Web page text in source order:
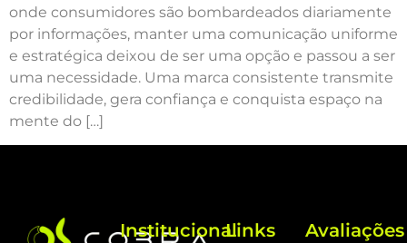
onde consumidores são bombardeados diariamente
por informações, manter uma comunicação uniforme
e estratégica deixou de ser uma opção e passou a ser
uma necessidade. Uma marca consistente transmite
credibilidade, gera confiança e conquista espaço na
mente do […]
InstitucionalLinks
Avaliações